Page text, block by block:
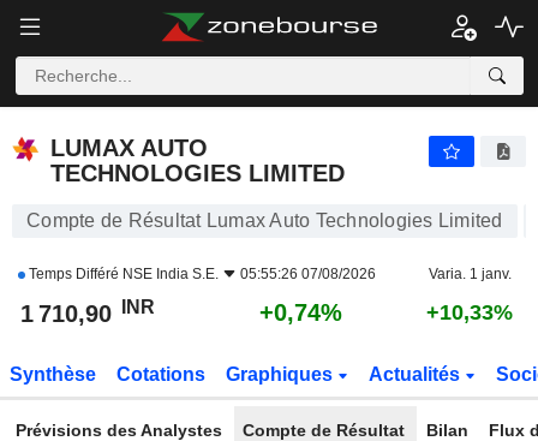
LUMAX AUTO
TECHNOLOGIES LIMITED
Compte de Résultat Lumax Auto Technologies Limited
Temps Différé NSE India S.E. 05:55:26 07/08/2026 Varia. 1 janv.
1 710,90 INR +0,74% +10,33%
Synthèse Cotations Graphiques Actualités
Prévisions des Analystes Compte de Résultat Bilan Flux